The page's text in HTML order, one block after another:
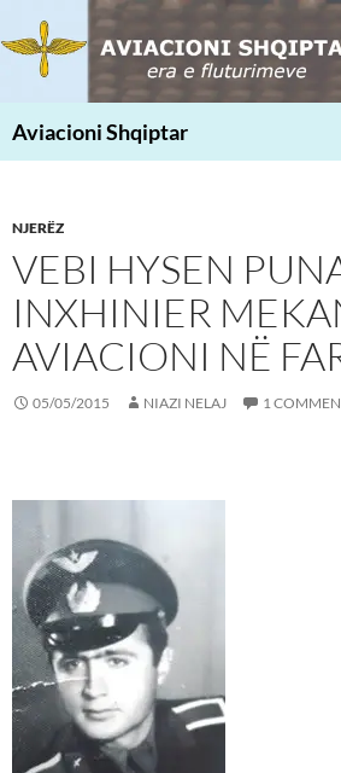
to
content
Aviacioni Shqiptar
NJERËZ
VEBI HYSEN
INXHINIER
AVIACIONI NË
05/05/2015 NIAZI NELAJ 1